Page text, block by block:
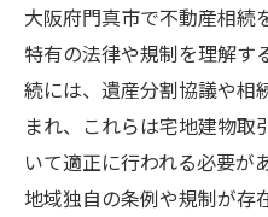
不動産価値を高
戦略的な相続計
専門家と共に進める
ップ
大阪府門真市で不動産相続
特有の法律や規制を理解す
続には、遺産分割協議や相
まれ、これらは宅地建物取
いて適正に行われる必要が
地域独自の条例や規制が存